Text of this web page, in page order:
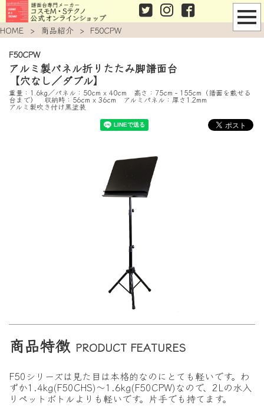
HOME > 商品紹介 > F50CPW
F50CPW
アルミ製パネル折りたたみ脚譜面台
【穴なし／ダブル】
重量：1.6kg／パネル：50cm x 40cm 高さ：75cm - 155cm（譜面を載せる
台まで） 収納時：56cm x 36cm アルミパネル：厚さ1.2mm
アルミ製吹き付け黒塗装
商品特徴 PRODUCT FEATURES
F50シリーズは見た目は本格的なのにとても軽いです。わ
ずか1.4kg(F50CHS)〜1.6kg(F50CPW)なので、2Lの水入
りペットボトルよりも軽いです。片手でも持てます。